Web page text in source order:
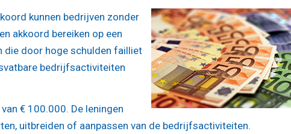
kunnen bedrijven zonder
akkoord bereiken op een
die door hoge schulden failliet
bedrijfsactiviteiten
€ 100.000. De leningen
uitbreiden of aanpassen van de bedrijfsactiviteiten.